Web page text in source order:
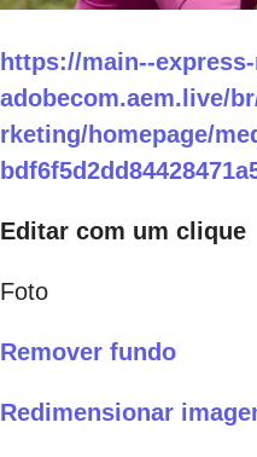
https://main--
adobecom.aem.live/
rketing/homepage/
Editar com um clique
Foto
Remover fundo
Redimensionar